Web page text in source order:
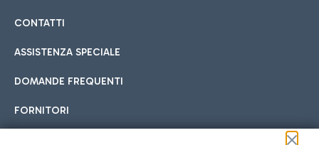
CONTATTI
ASSISTENZA SPECIALE
DOMANDE FREQUENTI
FORNITORI